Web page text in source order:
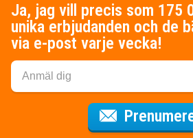
Ja, jag vill precis som 175
unika erbjudanden och de
via e-post varje vecka!